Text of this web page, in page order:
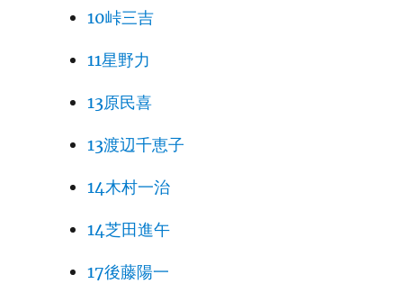
10峠三吉
11星野力
13原民喜
13渡辺千恵子
14木村一治
14芝田進午
17後藤陽一